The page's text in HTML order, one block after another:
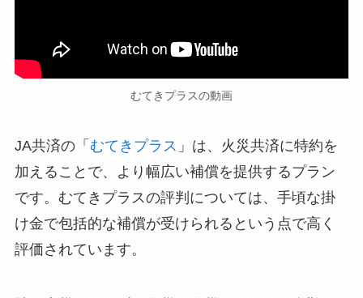
むてきプラスの動画
JA共済の「 むてきプラス 」は、火災共済に特約を
加えることで、より幅広い補償を提供するプラン
です。むてきプラスの評判については、手頃な掛
け金で包括的な補償が受けられるという点で高く
評価されています。